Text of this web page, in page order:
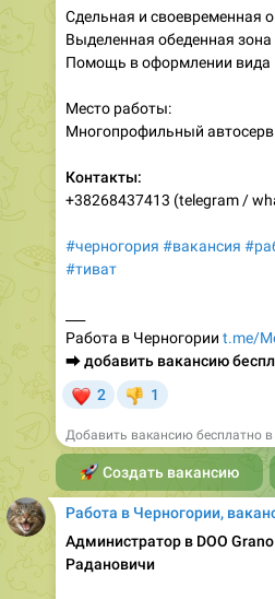
Сдельная и своевременная
Выделенная обеденная
Помощь в оформлении вида
Место работы:
Многопрофильный
Контакты:
+38268437413 (telegram /
#черногория #вакансия
#тиват
Работа в Черногории t.me/
⮕добавить вакансию
2 1
Добавить вакансию бесплатно
Создать вакансию
Работа в Черногории,
Администратор в DOO
Радановичи